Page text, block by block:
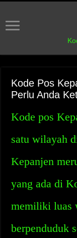
Kode Pos
Perlu Anda
Kode pos
satu wilayah
Kepanjen
yang ada di
memiliki luas
berpenduduk